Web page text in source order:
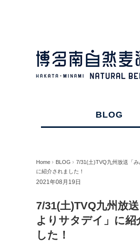
BLOG
Home › BLOG › 7/31(土)TVQ九州放送「み
に紹介されました！
2021年08月19日
7/31(土)TVQ九州放
よりサタデイ」に紹
した！